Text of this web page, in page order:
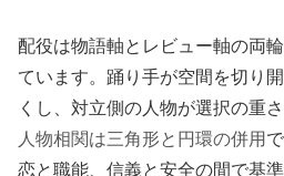
配役は物語軸とレビュー軸の両
ています。踊り手が空間を切り
くし、対立側の人物が選択の重
人物相関は三角形と円環の併用
恋と職能、信義と安全の間で基